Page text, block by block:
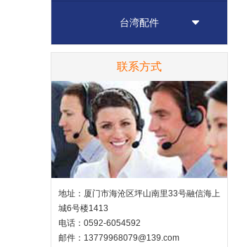
台湾配件
联系方式
地址：厦门市海沧区坪山南里33号融信海上
城6号楼1413
电话：0592-6054592
邮件：13779968079@139.com